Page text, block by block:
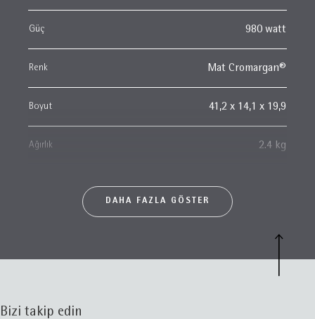
Güç 980 watt
Renk Mat Cromargan®
Boyut 41,2 x 14,1 x 19,9
Ağırlık 2.4 kg
DAHA FAZLA GÖSTER
Bizi takip edin